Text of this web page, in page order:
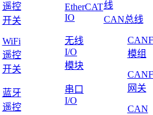
遥控
开关
WiFi
遥控
开关
蓝牙
遥控
EtherCAT
IO
无线
I/O
模块
串口
I/O
CAN总线
模组
网关
CAN